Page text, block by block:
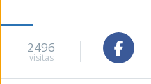
2496
visitas